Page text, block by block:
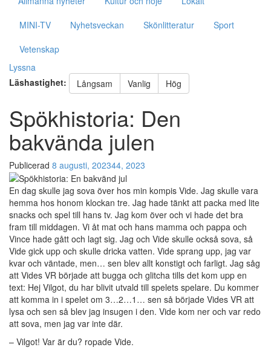
MINI-TV
Nyhetsveckan Skönlitteratur
Sport
Vetenskap
Lyssna
Läshastighet:
Långsam Vanlig Hög
Spökhistoria: Den
bakvända julen
Publicerad 8 augusti, 202344, 2023
En dag skulle jag sova över hos min kompis Vide. Jag skulle vara
hemma hos honom klockan tre. Jag hade tänkt att packa med lite
snacks och spel till hans tv. Jag kom över och vi hade det bra
fram till middagen. Vi åt mat och hans mamma och pappa och
Vince hade gått och lagt sig. Jag och Vide skulle också sova, så
Vide gick upp och skulle dricka vatten. Vide sprang upp, jag var
kvar och väntade, men… sen blev allt konstigt och farligt. Jag såg
att Vides VR började att bugga och glitcha tills det kom upp en
text: Hej Vilgot, du har blivit utvald till spelets spelare. Du kommer
att komma in i spelet om 3…2…1… sen så började Vides VR att
lysa och sen så blev jag insugen i den. Vide kom ner och var redo
att sova, men jag var inte där.
– Vilgot! Var är du? ropade Vide.
Nödvändiga
Dessa kakor
går inte att
välja bort. De
att hemsidan
över huvud
taget ska
fungera.
Statistik
För att vi
ska kunna
förbättra
hemsidans
funktionalitet
och
uppbyggnad,
baserat på
hur
hemsidan
används.